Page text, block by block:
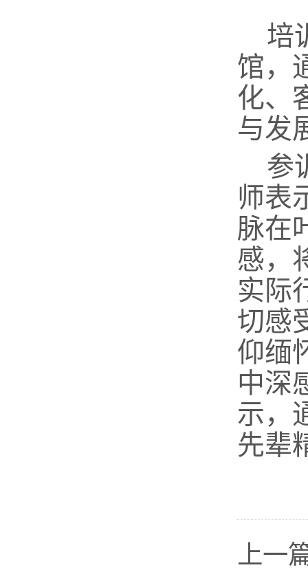
培
馆，
化、
与发
参
师表
脉在
感，
实际
切感
仰缅
中深
示，
先辈
上一